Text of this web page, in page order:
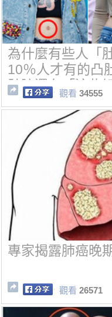
為什麼有些人「
10％人才有的凸
肚臍還有「這些
觀看 34555
專家揭露肺癌晚
觀看 26571